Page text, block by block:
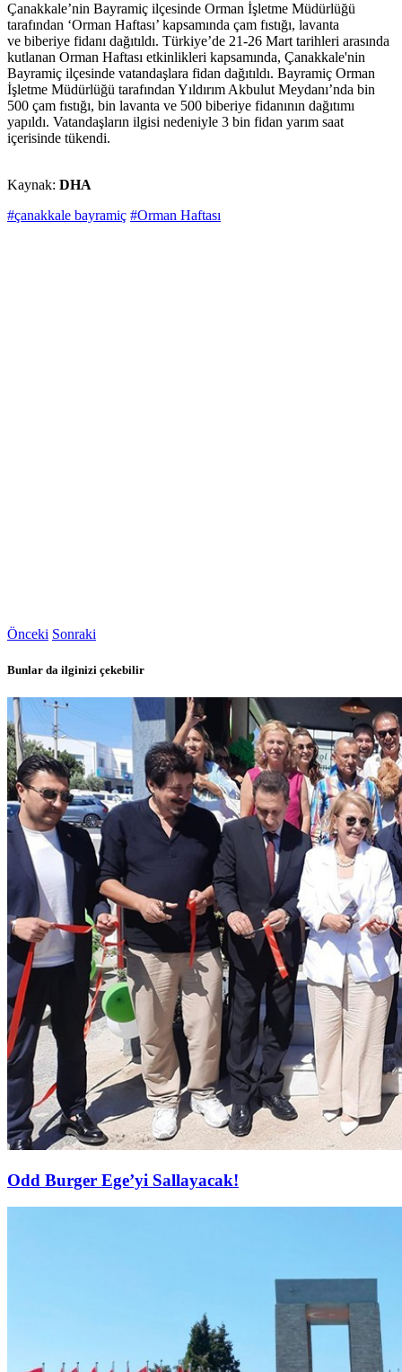
Çanakkale’nin Bayramiç ilçesinde Orman İşletme Müdürlüğü
tarafından ‘Orman Haftası’ kapsamında çam fıstığı, lavanta
ve biberiye fidanı dağıtıldı. Türkiye’de 21-26 Mart tarihleri arasında
kutlanan Orman Haftası etkinlikleri kapsamında, Çanakkale'nin
Bayramiç ilçesinde vatandaşlara fidan dağıtıldı. Bayramiç Orman
İşletme Müdürlüğü tarafından Yıldırım Akbulut Meydanı’nda bin
500 çam fıstığı, bin lavanta ve 500 biberiye fidanının dağıtımı
yapıldı. Vatandaşların ilgisi nedeniyle 3 bin fidan yarım saat
içerisinde tükendi.
Kaynak: DHA
#çanakkale bayramiç #Orman Haftası
Önceki Sonraki
Bunlar da ilginizi çekebilir
Odd Burger Ege’yi Sallayacak!